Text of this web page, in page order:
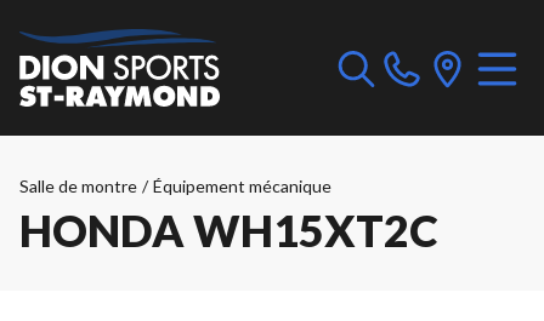
Salle de montre / Équipement mécanique
HONDA WH15XT2C